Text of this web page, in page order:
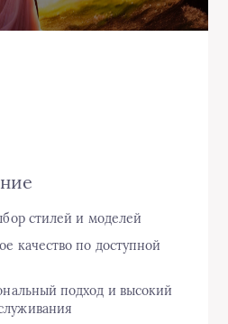
стилей и моделей
качество по доступной
подход и высокий